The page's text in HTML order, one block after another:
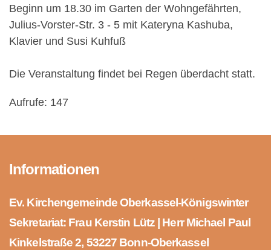
Beginn um 18.30 im Garten der Wohngefährten,
Julius-Vorster-Str. 3 - 5 mit Kateryna Kashuba,
Klavier und Susi Kuhfuß
Die Veranstaltung findet bei Regen überdacht statt.
Aufrufe: 147
Informationen
Ev. Kirchengemeinde Oberkassel-Königswinter
Sekretariat: Frau Kerstin Lütz | Herr Michael Paul
Kinkelstraße 2, 53227 Bonn-Oberkassel